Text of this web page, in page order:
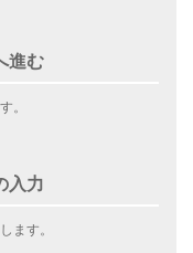
進む
。
入力
ます。